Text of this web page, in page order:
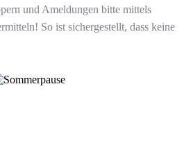
und Ameldungen bitte mittels
So ist sichergestellt, dass keine